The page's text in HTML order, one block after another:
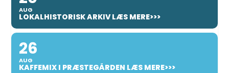
AUG
LOKALHISTORISK ARKIV LÆS MERE>>>
26
AUG
KAFFEMIX I PRÆSTEGÅRDEN LÆS MERE>>>